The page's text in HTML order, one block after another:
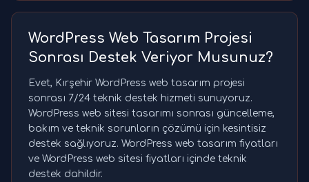
WordPress Web Tasarım Projesi
Sonrası Destek Veriyor Musunuz?
Evet, Kırşehir WordPress web tasarım projesi
sonrası 7/24 teknik destek hizmeti sunuyoruz.
WordPress web sitesi tasarımı sonrası güncelleme,
bakım ve teknik sorunların çözümü için kesintisiz
destek sağlıyoruz. WordPress web tasarım fiyatları
ve WordPress web sitesi fiyatları içinde teknik
destek dahildir.